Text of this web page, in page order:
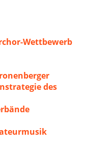
Wettbewerb
des